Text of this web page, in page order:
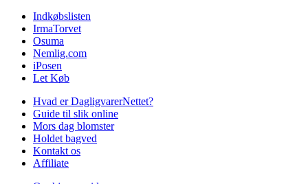
Indkøbslisten
IrmaTorvet
Osuma
Nemlig.com
iPosen
Let Køb
Hvad er DagligvarerNettet?
Guide til slik online
Mors dag blomster
Holdet bagved
Kontakt os
Affiliate